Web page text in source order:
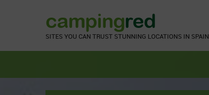
campingred
SITES YOU CAN TRUST STUNNING LOCATIONS IN SPAIN